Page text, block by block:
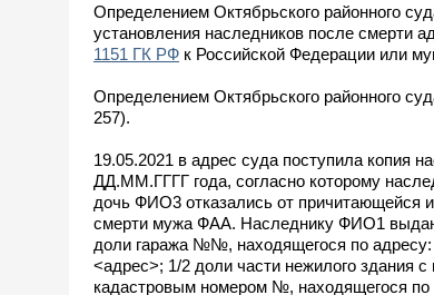
Определением Октябрьского районного
установления наследников после смерти
1151 ГК РФ к Российской Федерации или
Определением Октябрьского районного
257).
19.05.2021 в адрес суда поступила
ДД.ММ.ГГГГ года, согласно которому
дочь ФИО3 отказались от причитающейся
смерти мужа ФАА. Наследнику ФИО1
доли гаража №№, находящегося по
<адрес>; 1/2 доли части нежилого здания
кадастровым номером №, находящегося по